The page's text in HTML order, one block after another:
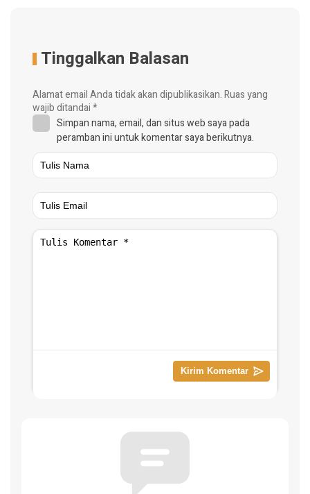
Tinggalkan Balasan
Alamat email Anda tidak akan dipublikasikan.Ruas yang
wajib ditandai*
Simpan nama, email, dan situs web saya pada
peramban ini untuk komentar saya berikutnya.